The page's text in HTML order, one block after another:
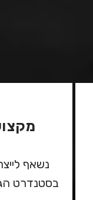
נשאף
בסטנדרט